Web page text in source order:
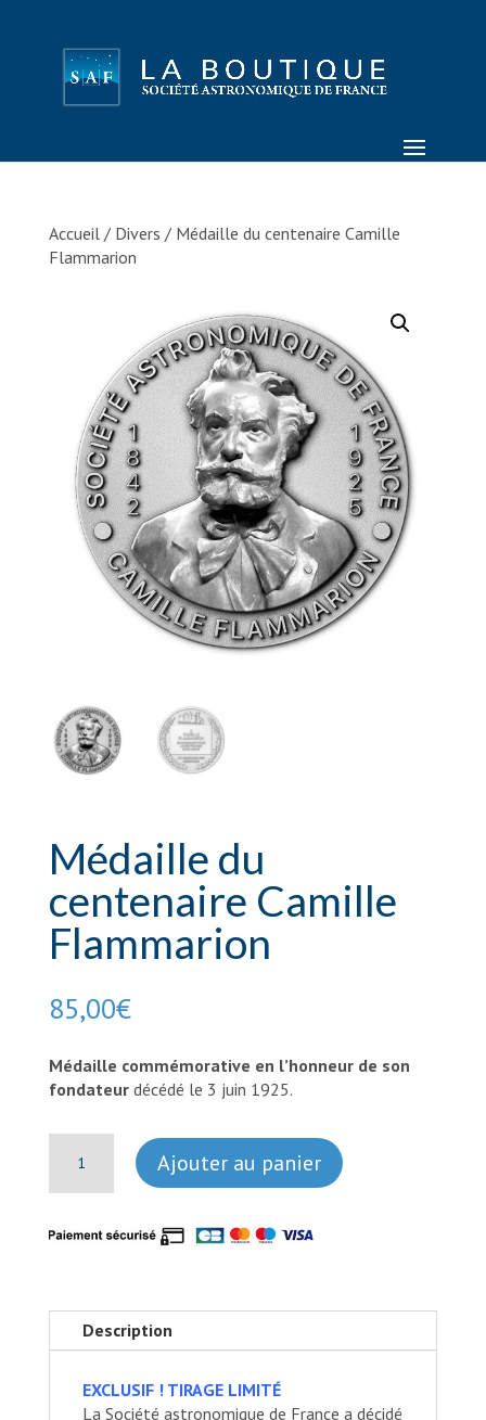
Accueil/ Divers / Médaille du centenaire Camille
Flammarion
Médaille du
centenaire Camille
Flammarion
85,00€
Médaille commémorative en l’honneur de son
fondateurdécédé le 3 juin 1925.
Médaille
centenaire
Ajouter au panier
Description
EXCLUSIF ! TIRAGE LIMITÉ
La Société astronomique de France a décidé